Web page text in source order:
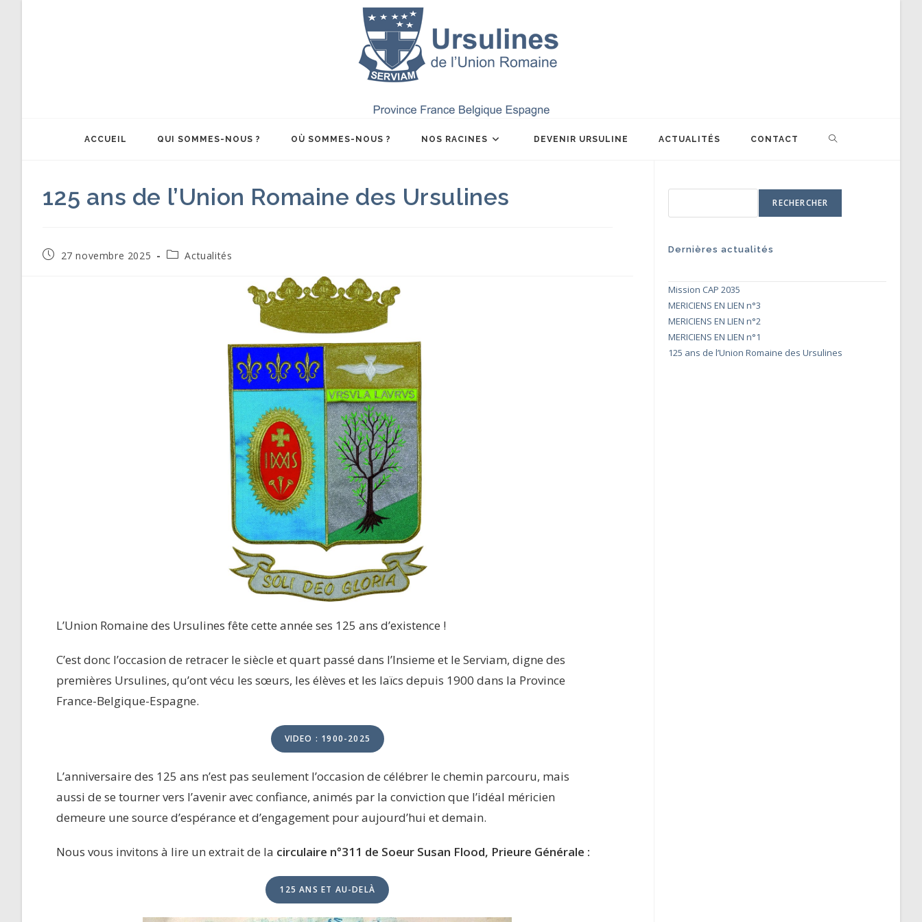
ACCUEIL QUI SOMMES-NOUS ? OÙ SOMMES-NOUS ? NOS RACINES DEVENIR URSULINE ACTUALITÉS CONTACT TOGGLE
125 ans de l’Union Romaine des Ursulines
Publication
27 novembre 2025
PostActualités
L’Union Romaine des Ursulines fête cette année ses 125 ans d’existence !
C’est donc l’occasion de retracer le siècle et quart passé dans l’Insieme et le Serviam, digne des
premières Ursulines, qu’ont vécu les sœurs, les élèves et les laïcs depuis 1900 dans la Province
France-Belgique-Espagne.
VIDEO : 1900-2025
L’anniversaire des 125 ans n’est pas seulement l’occasion de célébrer le chemin parcouru, mais
aussi de se tourner vers l’avenir avec confiance, animés par la conviction que l’idéal méricien
demeure une source d’espérance et d’engagement pour aujourd’hui et demain.
Nous vous invitons à lire un extrait de la circulaire n°311 de Soeur Susan Flood, Prieure Générale :
125 ANS ET AU-DELÀ
RECHERCHER
Dernières actualités
Mission CAP 2035
MERICIENS EN LIEN n°3
MERICIENS EN LIEN n°2
MERICIENS EN LIEN n°1
125 ans de l’Union Romaine des Ursulines